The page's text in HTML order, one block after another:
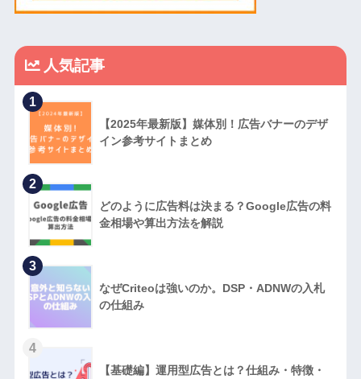
人気記事
1
【2025年最新版】媒体別！広告バナーのデザ
イン参考サイトまとめ
2
どのように広告料は決まる？Google広告の料
金相場や算出方法を解説
3
なぜCriteoは強いのか。DSP・ADNWの入札
の仕組み
4
【基礎編】運用型広告とは？仕組み・特徴・